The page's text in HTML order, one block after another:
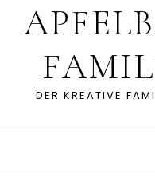
DER KREATIVE